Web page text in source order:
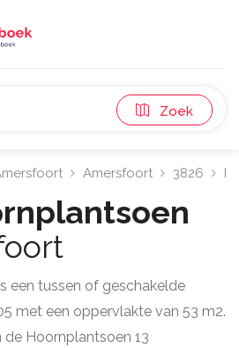
Zoek
Amersfoort 3826
een tussen of geschakelde
met een oppervlakte van 53 m2.
Hoornplantsoen 13